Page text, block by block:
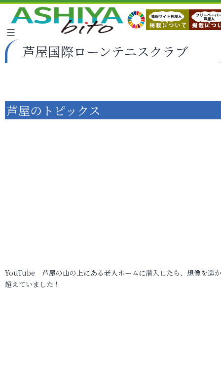
芦屋国際ローンテニスクラブ
芦屋のトピックス
YouTube 芦屋の山の上にある老人ホームに潜入したら、想像を遥
超えていました！